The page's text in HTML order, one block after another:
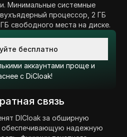
Минимальные системные
процессор, 2 ГБ
свободного места на диске.
бесплатно
аккаунтами проще и
с DiCloak!
связь
DICloak за обширную
обеспечивающую надежную